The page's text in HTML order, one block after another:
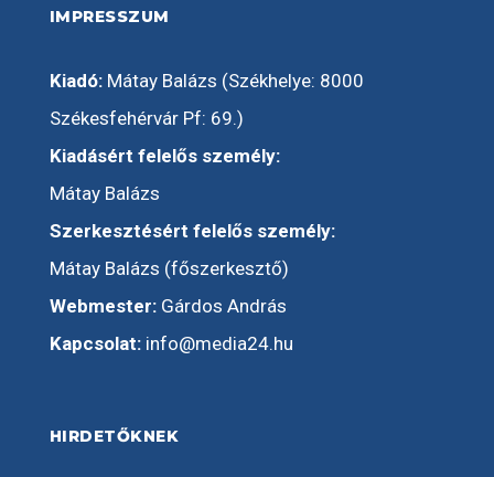
IMPRESSZUM
Kiadó:Mátay Balázs (Székhelye: 8000
Székesfehérvár Pf: 69.)
Kiadásért felelős személy:
Mátay Balázs
Szerkesztésért felelős személy:
Mátay Balázs (főszerkesztő)
Webmester:Gárdos András
Kapcsolat: info@media24.hu
HIRDETŐKNEK